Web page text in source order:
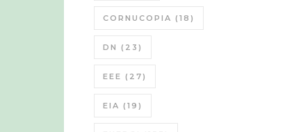
CORNUCOPIA (18)
DN (23)
EEE (27)
EIA (19)